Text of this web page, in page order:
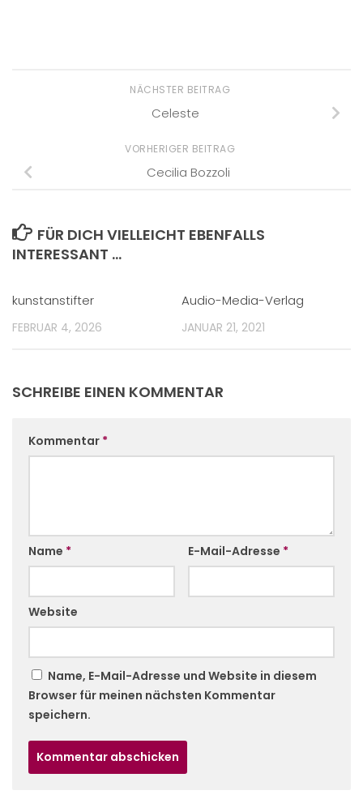
NÄCHSTER BEITRAG
Celeste
VORHERIGER BEITRAG
Cecilia Bozzoli
FÜR DICH VIELLEICHT EBENFALLS
INTERESSANT …
kunstanstifter
FEBRUAR 4, 2026
Audio-Media-Verlag
JANUAR 21, 2021
SCHREIBE EINEN KOMMENTAR
Kommentar *
Name * E-Mail-Adresse *
Website
Name, E-Mail-Adresse und Website in diesem
Browser für meinen nächsten Kommentar
speichern.